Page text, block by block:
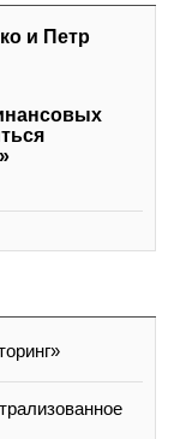
и Петр